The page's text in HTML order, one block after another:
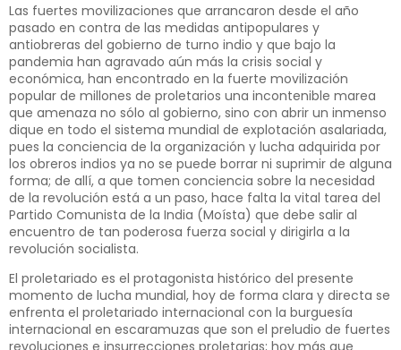
Las fuertes movilizaciones que arrancaron desde el año
pasado en contra de las medidas antipopulares y
antiobreras del gobierno de turno indio y que bajo la
pandemia han agravado aún más la crisis social y
económica, han encontrado en la fuerte movilización
popular de millones de proletarios una incontenible marea
que amenaza no sólo al gobierno, sino con abrir un inmenso
dique en todo el sistema mundial de explotación asalariada,
pues la conciencia de la organización y lucha adquirida por
los obreros indios ya no se puede borrar ni suprimir de alguna
forma; de allí, a que tomen conciencia sobre la necesidad
de la revolución está a un paso, hace falta la vital tarea del
Partido Comunista de la India (Moísta) que debe salir al
encuentro de tan poderosa fuerza social y dirigirla a la
revolución socialista.
El proletariado es el protagonista histórico del presente
momento de lucha mundial, hoy de forma clara y directa se
enfrenta el proletariado internacional con la burguesía
internacional en escaramuzas que son el preludio de fuertes
revoluciones e insurrecciones proletarias; hoy más que